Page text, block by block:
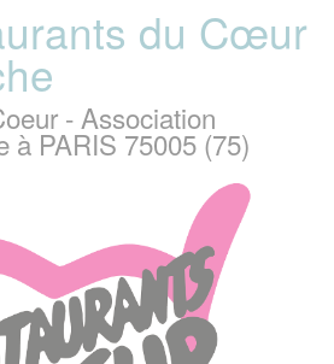
du Cœur
- Association
à PARIS 75005 (75)